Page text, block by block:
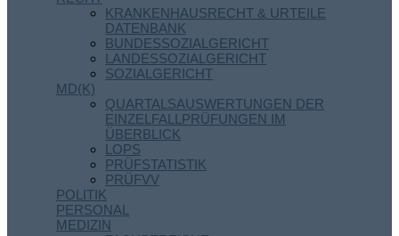
KRANKENHAUSRECHT & URTEILE
DATENBANK
BUNDESSOZIALGERICHT
LANDESSOZIALGERICHT
SOZIALGERICHT
MD(K)
QUARTALSAUSWERTUNGEN DER
EINZELFALLPRÜFUNGEN IM
ÜBERBLICK
LOPS
PRÜFSTATISTIK
PRÜFVV
POLITIK
PERSONAL
MEDIZIN